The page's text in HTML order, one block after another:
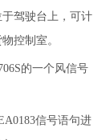
驾驶台上，可计
控制室。
的一个风信号
信号语句进